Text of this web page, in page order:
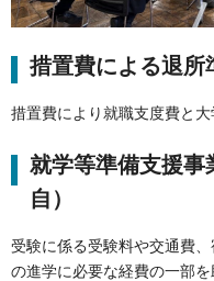
措置費による退所
措置費により就職支度費と大
就学等準備支援事
自）
受験に係る受験料や交通費
の進学に必要な経費の一部を